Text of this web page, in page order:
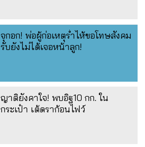
จุกอก! พ่อผู้ก่อเหตุร่ำไห้ขอโทษสังคม
รับยังไม่ได้เจอหน้าลูก!
ญาติยังคาใจ! พบอิฐ10 กก. ใน
กระเป๋า เต้ดราก้อนไฟว์